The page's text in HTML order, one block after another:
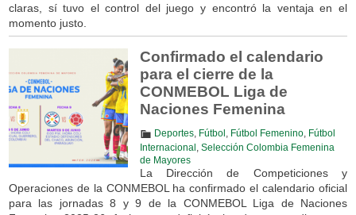
claras, sí tuvo el control del juego y encontró la ventaja en el
momento justo.
Confirmado el calendario
para el cierre de la
CONMEBOL Liga de
Naciones Femenina
Deportes, Fútbol Fútbol Femenino,
Fútbol
Internacional
Selección Colombia Femenina
de Mayores
La Dirección de Competiciones y
Operaciones de la CONMEBOL ha confirmado el calendario oficial
para las jornadas 8 y 9 de la CONMEBOL Liga de Naciones